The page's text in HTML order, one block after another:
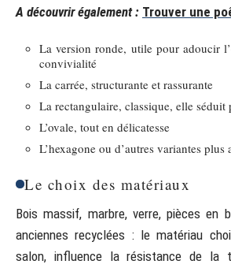
A découvrir également : Trouver une
La version ronde, utile pour adoucir
convivialité
La carrée, structurante et rassurante
La rectangulaire, classique, elle séduit
L’ovale, tout en délicatesse
L’hexagone ou d’autres variantes plus
Le choix des matériaux
Bois massif, marbre, verre, pièces en
anciennes recyclées : le matériau
salon, influence la résistance de